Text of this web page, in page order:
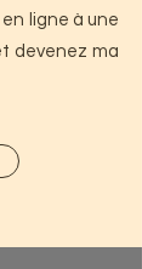
ligne à une
devenez ma